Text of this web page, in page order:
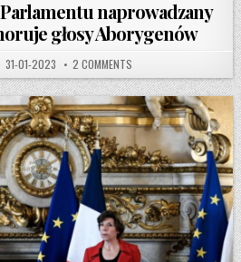
Parlamentu naprowadzany
głosy Aborygenów
PUBLISHED DATE:
31-01-2023 2 COMMENTS ON RDZENY “GŁOS”